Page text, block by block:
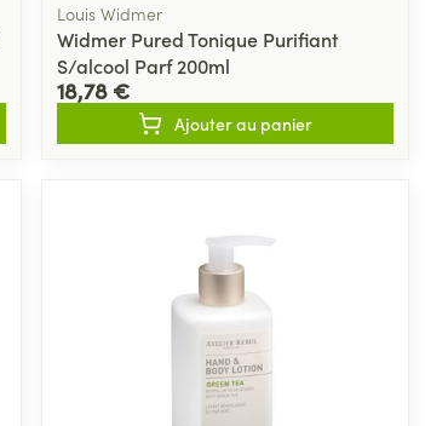
Louis Widmer
Widmer Pured Tonique Purifiant
S/alcool Parf 200ml
18,78 €
Ajouter au panier